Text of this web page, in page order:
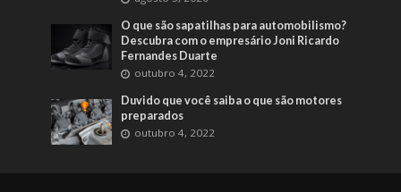
O que são sapatilhas para automobilismo?
Descubra com o empresário Joni Ricardo
Fernandes Duarte
outubro 4, 2022
Duvido que você saiba o que são motores
preparados
outubro 4, 2022